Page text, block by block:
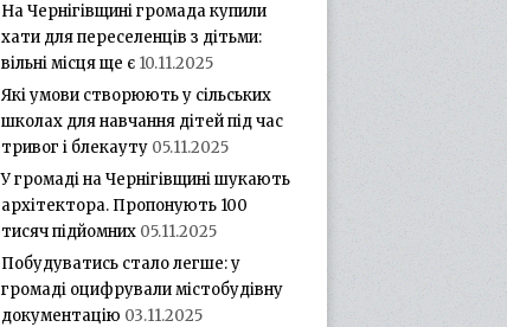
На Чернігівщині громада купили
хати для переселенців з дітьми:
вільні місця ще є 10.11.2025
Які умови створюють у сільських
школах для навчання дітей під час
тривог і блекауту 05.11.2025
У громаді на Чернігівщині шукають
архітектора. Пропонують 100
тисяч підйомних 05.11.2025
Побудуватись стало легше: у
громаді оцифрували містобудівну
документацію 03.11.2025